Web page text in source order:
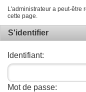
L'administrateur a peut-être
cette page.
S'identifier
Identifiant:
Mot de passe: